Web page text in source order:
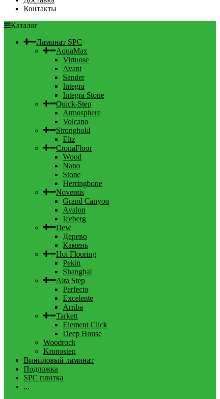
Контакты
Каталог
Ламинат SPC
AquaMax
Virtuose
Avant
Sander
Integra
Integra Stone
Quick-Step
Atmosphere
Volcano
Stronghold
Eltz
CronaFloor
Wood
Nano
Stone
Herringbone
Noventis
Grand Canyon
Avalon
Iceberg
Dew
Дерево
Камень
Hoi Flooring
Pekin
Shanghai
Alta Step
Perfecto
Excelente
Arriba
Tarkett
Element Click
Deep House
Woodrock
Kronostep
Виниловый ламинат
Подложка
SPC плитка
...